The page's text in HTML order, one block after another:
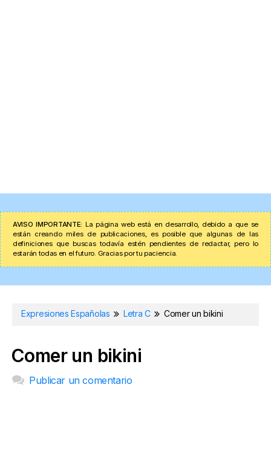
AVISO IMPORTANTE: La página web está en desarrollo, debido a que se
están creando miles de publicaciones, es posible que algunas de las
definiciones que buscas todavía estén pendientes de redactar, pero lo
estarán todas en el futuro. Gracias por tu paciencia.
Expresiones Españolas Letra C Comer un bikini
Comer un bikini
Publicar un comentario